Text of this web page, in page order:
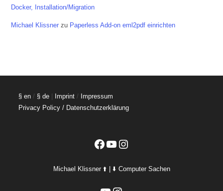
Docker, Installation/Migration
Michael Klissner zu Paperless Add-on eml2pdf einrichten
§ en / § de Imprint / Impressum
Privacy Policy / Datenschutzerklärung
Facebook
YouTubeInstagram
Michael Klissner ⬆️ | ⬇️ Computer Sachen